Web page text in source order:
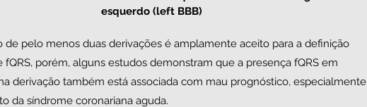
esquerdo (left BBB)
de pelo menos duas derivações é amplamente aceito para a definição
fQRS, porém, alguns estudos demonstram que a presença fQRS em
derivação também está associada com mau prognóstico, especialmente
da síndrome coronariana aguda.